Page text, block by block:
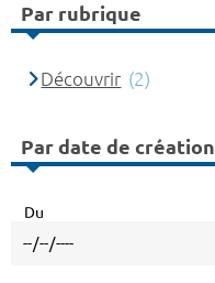
Par rubrique
Découvrir (2)
Par date de création
Du